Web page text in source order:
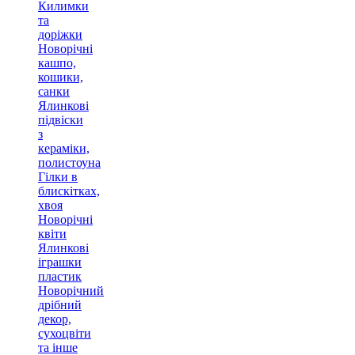
Килимки
та
доріжки
Новорічні
кашпо,
кошики,
санки
Ялинкові
підвіски
з
кераміки,
полистоуна
Гілки в
блискітках,
хвоя
Новорічні
квіти
Ялинкові
іграшки
пластик
Новорічний
дрібний
декор,
сухоцвіти
та інше